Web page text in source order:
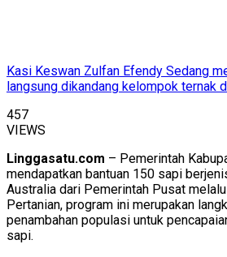
Kasi Keswan Zulfan Efendy Sedang
langsung dikandang kelompok ternak
457
VIEWS
Linggasatu.com – Pemerintah
mendapatkan bantuan 150 sapi
Australia dari Pemerintah Pusat
Pertanian, program ini merupakan
penambahan populasi untuk
sapi.